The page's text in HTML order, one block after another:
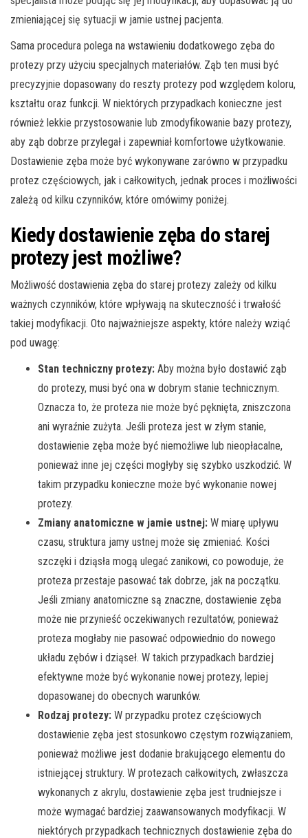
zmieniającej się sytuacji w jamie ustnej pacjenta.
Sama procedura polega na wstawieniu dodatkowego zęba do
protezy przy użyciu specjalnych materiałów. Ząb ten musi być
precyzyjnie dopasowany do reszty protezy pod względem koloru,
kształtu oraz funkcji. W niektórych przypadkach konieczne jest
również lekkie przystosowanie lub zmodyfikowanie bazy protezy,
aby ząb dobrze przylegał i zapewniał komfortowe użytkowanie.
Dostawienie zęba może być wykonywane zarówno w przypadku
protez częściowych, jak i całkowitych, jednak proces i możliwości
zależą od kilku czynników, które omówimy poniżej.
Kiedy dostawienie zęba do starej
protezy jest możliwe?
Możliwość dostawienia zęba do starej protezy zależy od kilku
ważnych czynników, które wpływają na skuteczność i trwałość
takiej modyfikacji. Oto najważniejsze aspekty, które należy wziąć
pod uwagę:
Stan techniczny protezy: Aby można było dostawić ząb
do protezy, musi być ona w dobrym stanie technicznym.
Oznacza to, że proteza nie może być pęknięta, zniszczona
ani wyraźnie zużyta. Jeśli proteza jest w złym stanie,
dostawienie zęba może być niemożliwe lub nieopłacalne,
ponieważ inne jej części mogłyby się szybko uszkodzić. W
takim przypadku konieczne może być wykonanie nowej
protezy.
Zmiany anatomiczne w jamie ustnej: W miarę upływu
czasu, struktura jamy ustnej może się zmieniać. Kości
szczęki i dziąsła mogą ulegać zanikowi, co powoduje, że
proteza przestaje pasować tak dobrze, jak na początku.
Jeśli zmiany anatomiczne są znaczne, dostawienie zęba
może nie przynieść oczekiwanych rezultatów, ponieważ
proteza mogłaby nie pasować odpowiednio do nowego
układu zębów i dziąseł. W takich przypadkach bardziej
efektywne może być wykonanie nowej protezy, lepiej
dopasowanej do obecnych warunków.
Rodzaj protezy: W przypadku protez częściowych
dostawienie zęba jest stosunkowo częstym rozwiązaniem,
ponieważ możliwe jest dodanie brakującego elementu do
istniejącej struktury. W protezach całkowitych, zwłaszcza
wykonanych z akrylu, dostawienie zęba jest trudniejsze i
może wymagać bardziej zaawansowanych modyfikacji. W
niektórych przypadkach technicznych dostawienie zęba do